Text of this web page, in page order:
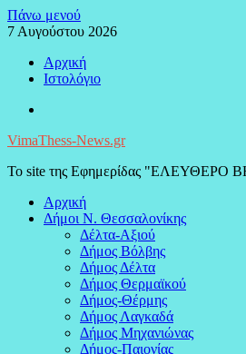
Μεταπηδήστε
στο
Πάνω μενού
7 Αυγούστου 2026
Αρχική
Ιστολόγιο
VimaThess-News.gr
Το site της Εφημερίδας "ΕΛΕΥΘΕΡΟ
Αρχική
Δήμοι Ν. Θεσσαλονίκης
Δέλτα-Αξιού
Δήμος Βόλβης
Δήμος Δέλτα
Δήμος Θερμαϊκού
Δήμος-Θέρμης
Δήμος Λαγκαδά
Δήμος Μηχανιώνας
Δήμος-Παιονίας